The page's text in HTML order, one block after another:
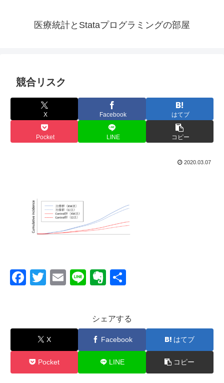
医療統計とStataプログラミングの部屋
競合リスク
X Facebook はてブ
Pocket LINE コピー
2020.03.07
F
e
o
o
T
er
E
Li
E
n
ot
e
シェアする
X Facebook はてブ
Pocket LINE コピー